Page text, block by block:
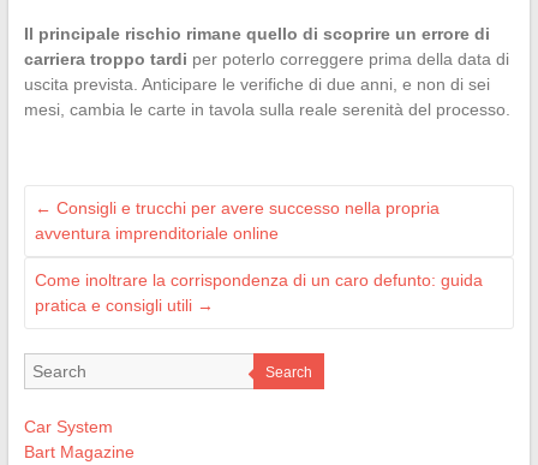
Il principale rischio rimane quello di scoprire un errore di
carriera troppo tardi per poterlo correggere prima della data di
uscita prevista. Anticipare le verifiche di due anni, e non di sei
mesi, cambia le carte in tavola sulla reale serenità del processo.
← Consigli e trucchi per avere successo nella propria
avventura imprenditoriale online
Come inoltrare la corrispondenza di un caro defunto: guida
pratica e consigli utili →
Search
Car System
Bart Magazine